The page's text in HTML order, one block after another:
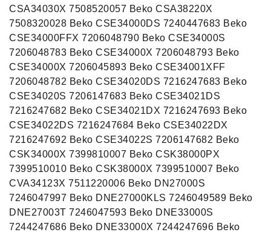
CSA34030X 7508520057 Beko CSA38220X
7508320028 Beko CSE34000DS 7240447683 Beko
CSE34000FFX 7206048790 Beko CSE34000S
7206048783 Beko CSE34000X 7206048793 Beko
CSE34000X 7206045893 Beko CSE34001XFF
7206048782 Beko CSE34020DS 7216247683 Beko
CSE34020S 7206147683 Beko CSE34021DS
7216247682 Beko CSE34021DX 7216247693 Beko
CSE34022DS 7216247684 Beko CSE34022DX
7216247692 Beko CSE34022S 7206147682 Beko
CSK34000X 7399810007 Beko CSK38000PX
7399510010 Beko CSK38000X 7399510007 Beko
CVA34123X 7511220006 Beko DN27000S
7246047997 Beko DNE27000KLS 7246049589 Beko
DNE27003T 7246047593 Beko DNE33000S
7244247686 Beko DNE33000X 7244247696 Beko